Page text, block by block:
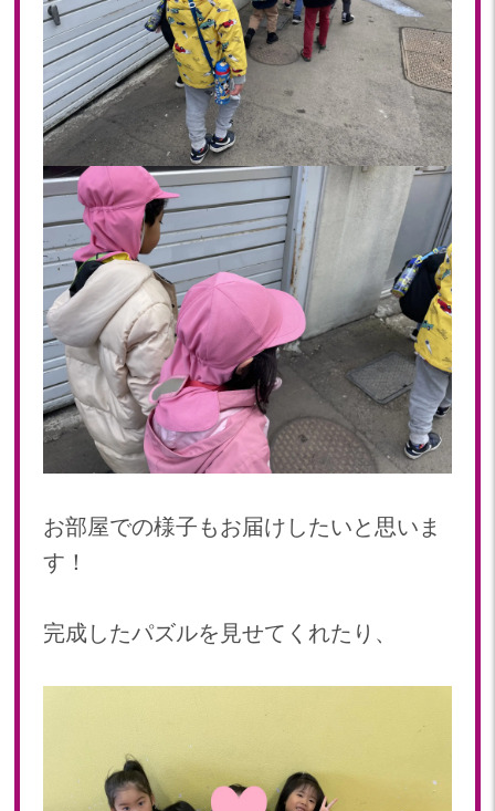
お部屋での様子もお届けしたいと思いま
す！
完成したパズルを見せてくれたり、